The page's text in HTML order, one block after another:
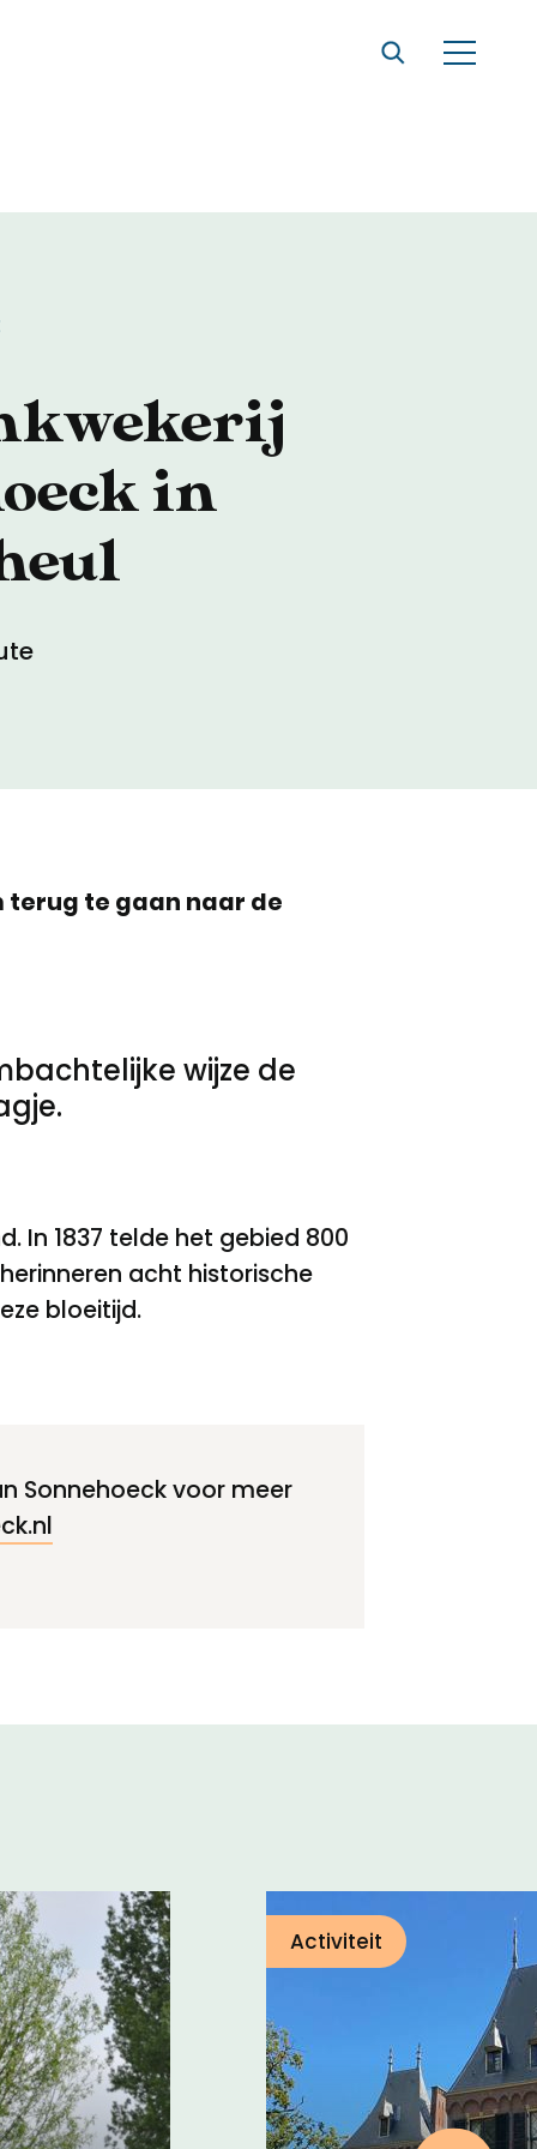
in
terug te gaan naar de
wijze de
In 1837 telde het gebied 800
acht historische
bloeitijd.
Sonnehoeck voor meer
Activiteit